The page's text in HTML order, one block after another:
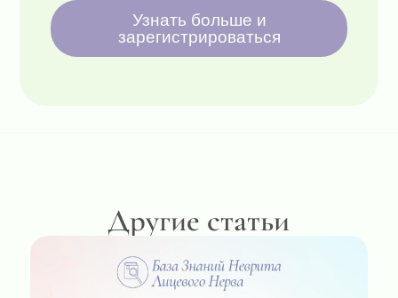
Узнать больше и
зарегистрироваться
Другие статьи